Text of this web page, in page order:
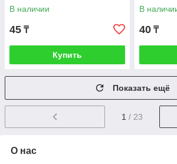
В наличии
45 ₸
Купить
В
40 ₸
Показать ещё
1 / 23
О нас